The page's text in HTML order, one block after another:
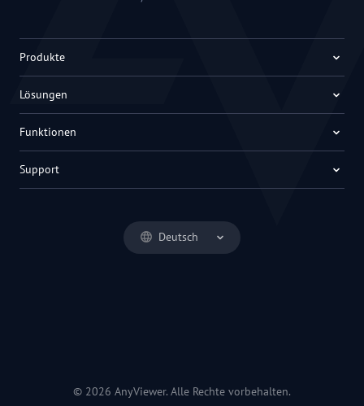
Deutsch
Produkte
Lösungen
Funktionen
Support
© 2026 AnyViewer. Alle Rechte vorbehalten.